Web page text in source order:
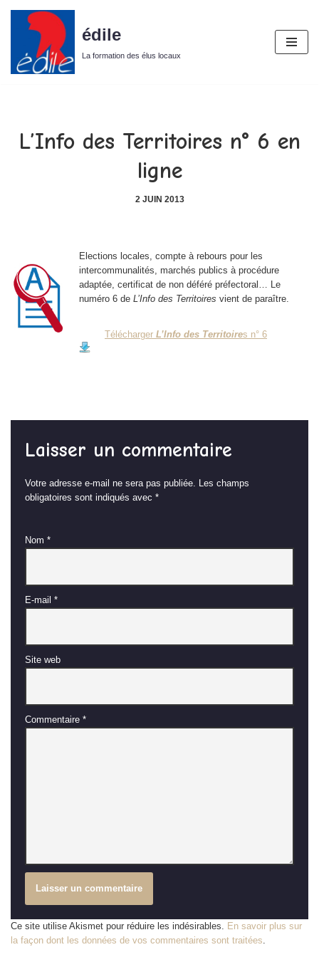
contenu
édile
La formation des élus locaux
L’Info des Territoires n° 6 en
ligne
2 JUIN 2013
Elections locales, compte à rebours pour les
intercommunalités, marchés publics à procédure
adaptée, certificat de non déféré préfectoral… Le
numéro 6 de L’Info des Territoires vient de paraître.
Télécharger L’Info des Territoires n° 6
Laisser un commentaire
Votre adresse e-mail ne sera pas publiée. Les champs
obligatoires sont indiqués avec *
Nom *
E-mail *
Site web
Commentaire *
Ce site utilise Akismet pour réduire les indésirables. En savoir plus sur
la façon dont les données de vos commentaires sont traitées.